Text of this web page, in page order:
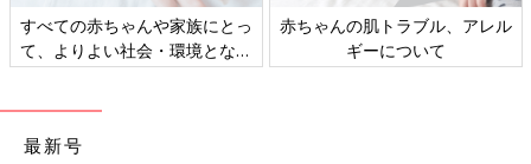
妊娠・育児期は「時短テク、家
事」＆「小掃除」
新米ママ・パパ向け「マネー講
座」
最新号